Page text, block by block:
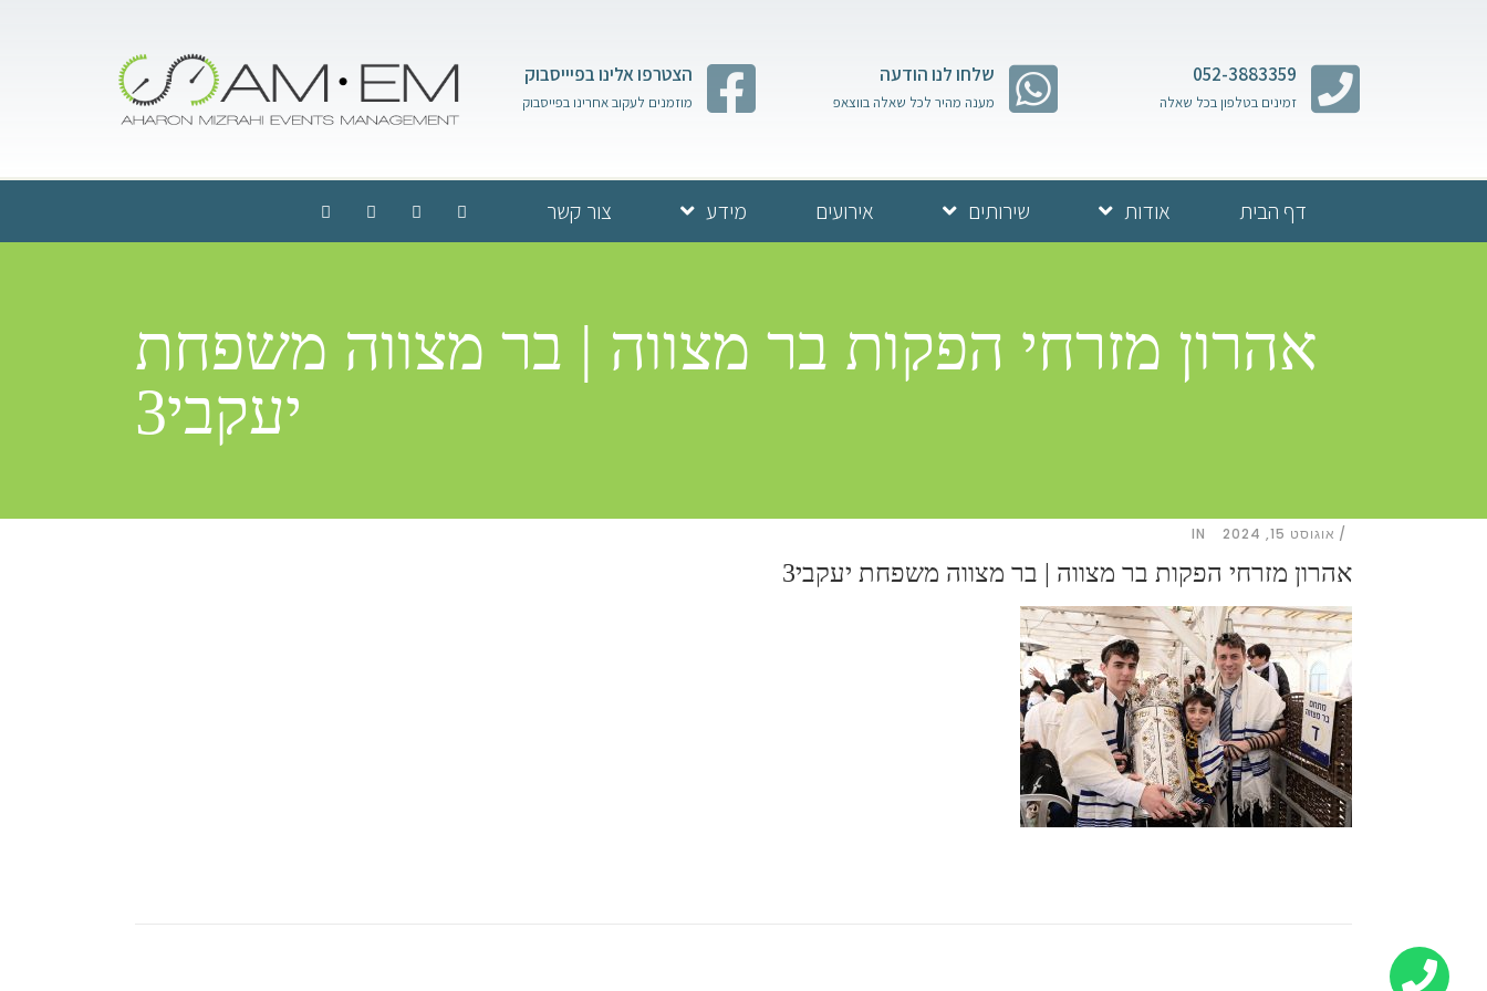
052-3883359
זמינים בטלפון בכל שאלה
שלחו לנו הודעה
מענה מהיר לכל שאלה בווצאפ
הצטרפו אלינו בפיייסבוק
מוזמנים לעקוב אחרינו בפייסבוק
דף הבית אודות שירותים אירועים מידע צור קשר
אהרון מזרחי הפקות בר מצווה | בר מצווה משפחת
יעקבי3
אוגוסט 15, 2024 IN
אהרון מזרחי הפקות בר מצווה | בר מצווה משפחת יעקבי3